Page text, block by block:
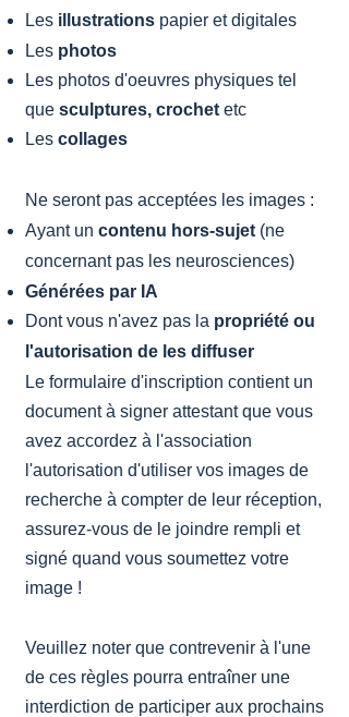
Les illustrations papier et digitales
Les photos
Les photos d'oeuvres physiques tel
que sculptures, crochet etc
Les collages
Ne seront pas acceptées les images :
Ayant un contenu hors-sujet (ne
concernant pas les neurosciences)
Générées par IA
Dont vous n'avez pas la propriété ou
l'autorisation de les diffuser
Le formulaire d'inscription contient un
document à signer attestant que vous
avez accordez à l'association
l'autorisation d'utiliser vos images de
recherche à compter de leur réception,
assurez-vous ​de le joindre rempli et
signé quand vous soumettez votre
image !
Veuillez noter que contrevenir à l'une
de ces règles pourra entraîner une
interdiction de participer aux prochains